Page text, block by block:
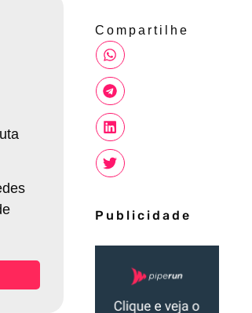
Compartilhe
Publicidade